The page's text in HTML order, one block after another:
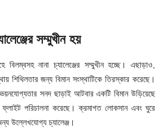
সম্মুখীন হয়
বিলম্বসহ নানা চ্যালেঞ্জের সম্মুখীন হচ্ছে। এছাড়াও,
শিথিলতার জন্য বিমান সংস্থাটিকে তিরস্কার করেছে।
সনদ ছাড়াই আটবার একটি বিমান উড়িয়েছে
ফ্লাইট পরিচালনা করেছে। ক্রমাগত লোকসান এবং ঘুরে
উল্লেখযোগ্য চ্যালেঞ্জ।